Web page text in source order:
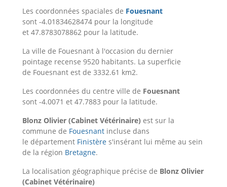
Les coordonnées spaciales de Fouesnant
sont -4.01834628474 pour la longitude
et 47.8783078862 pour la latitude.
La ville de Fouesnant à l'occasion du dernier
pointage recense 9520 habitants. La superficie
de Fouesnant est de 3332.61 km2.
Les coordonnées du centre ville de Fouesnant
sont -4.0071 et 47.7883 pour la latitude.
Blonz Olivier (Cabinet Vétérinaire) est sur la
commune de Fouesnant incluse dans
le département Finistère s'insérant lui même au sein
de la région Bretagne.
La localisation géographique précise de Blonz Olivier
(Cabinet Vétérinaire)